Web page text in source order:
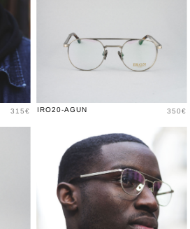
Prix
315€ IRO20-AGUN Prix
350€